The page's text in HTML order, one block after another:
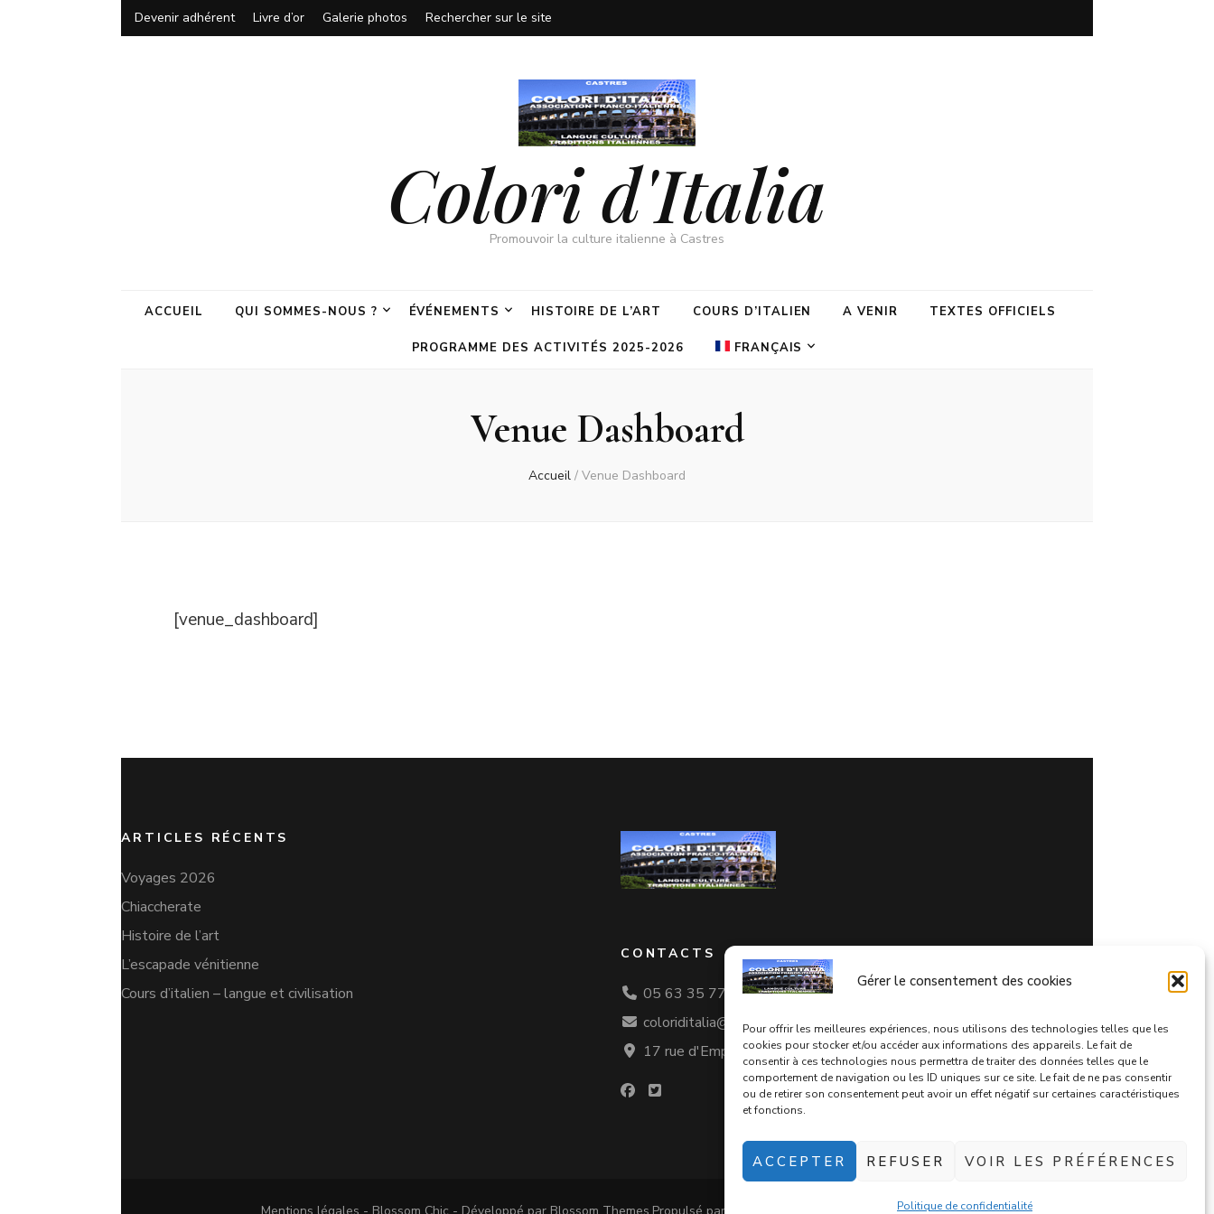
Gérer le consentement des cookies
Pour offrir les meilleures expériences, nous utilisons des technologies telles que les
cookies pour stocker et/ou accéder aux informations des appareils. Le fait de
consentir à ces technologies nous permettra de traiter des données telles que le
comportement de navigation ou les ID uniques sur ce site. Le fait de ne pas consentir
ou de retirer son consentement peut avoir un effet négatif sur certaines caractéristiques
et fonctions.
ACCEPTER REFUSER VOIR LES PRÉFÉRENCES
Politique de confidentialité
Devenir adhérent Livre d’or Galerie photos Rechercher sur le site
Colori d'Italia
Promouvoir la culture italienne à Castres
ACCUEIL QUI SOMMES-NOUS ? ÉVÉNEMENTS HISTOIRE DE L’ART COURS D’ITALIEN A VENIR TEXTES OFFICIELS
PROGRAMME DES ACTIVITÉS 2025-2026 FRANÇAIS
Venue Dashboard
Accueil / Venue Dashboard
[venue_dashboard]
ARTICLES RÉCENTS
Voyages 2026
Chiaccherate
Histoire de l’art
L’escapade vénitienne
Cours d’italien – langue et civilisation
CONTACTS
05 63 35 77 08
coloriditalia@orange.fr
17 rue d'Empare, Castres, 81100